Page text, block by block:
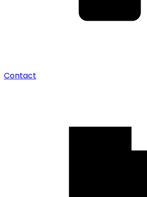
Contact